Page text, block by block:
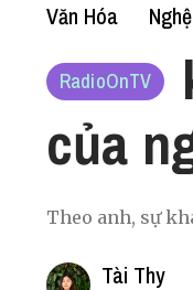
Văn Hóa
RadioOnTV
của
Theo anh, sự
Tài Thy